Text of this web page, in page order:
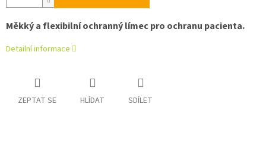
Měkký a flexibilní ochranný límec pro ochranu pacienta.
Detailní informace
ZEPTAT SE HLÍDAT SDÍLET